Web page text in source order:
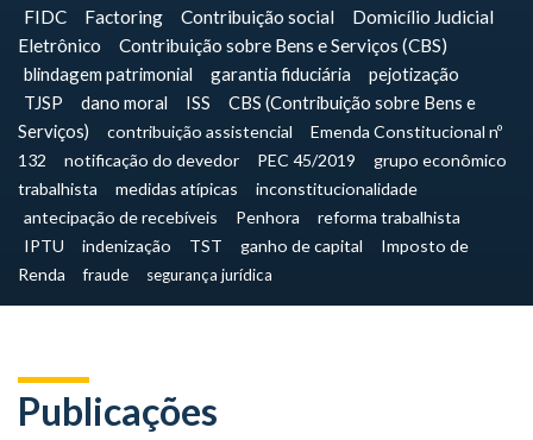
FIDC Factoring Contribuição social
Domicílio Judicial
Eletrônico
Contribuição sobre Bens e Serviços (CBS)
blindagem patrimonial
garantia fiduciária
pejotização
TJSP
dano moral ISS
CBS (Contribuição sobre Bens e
Serviços)
contribuição assistencial
Emenda Constitucional nº
132
notificação do devedor PEC 45/2019
grupo econômico
trabalhista
medidas atípicas
inconstitucionalidade
antecipação de recebíveis
Penhora
reforma trabalhista
IPTU
indenização TST ganho de capital
Imposto de
Renda
fraude segurança jurídica
Publicações